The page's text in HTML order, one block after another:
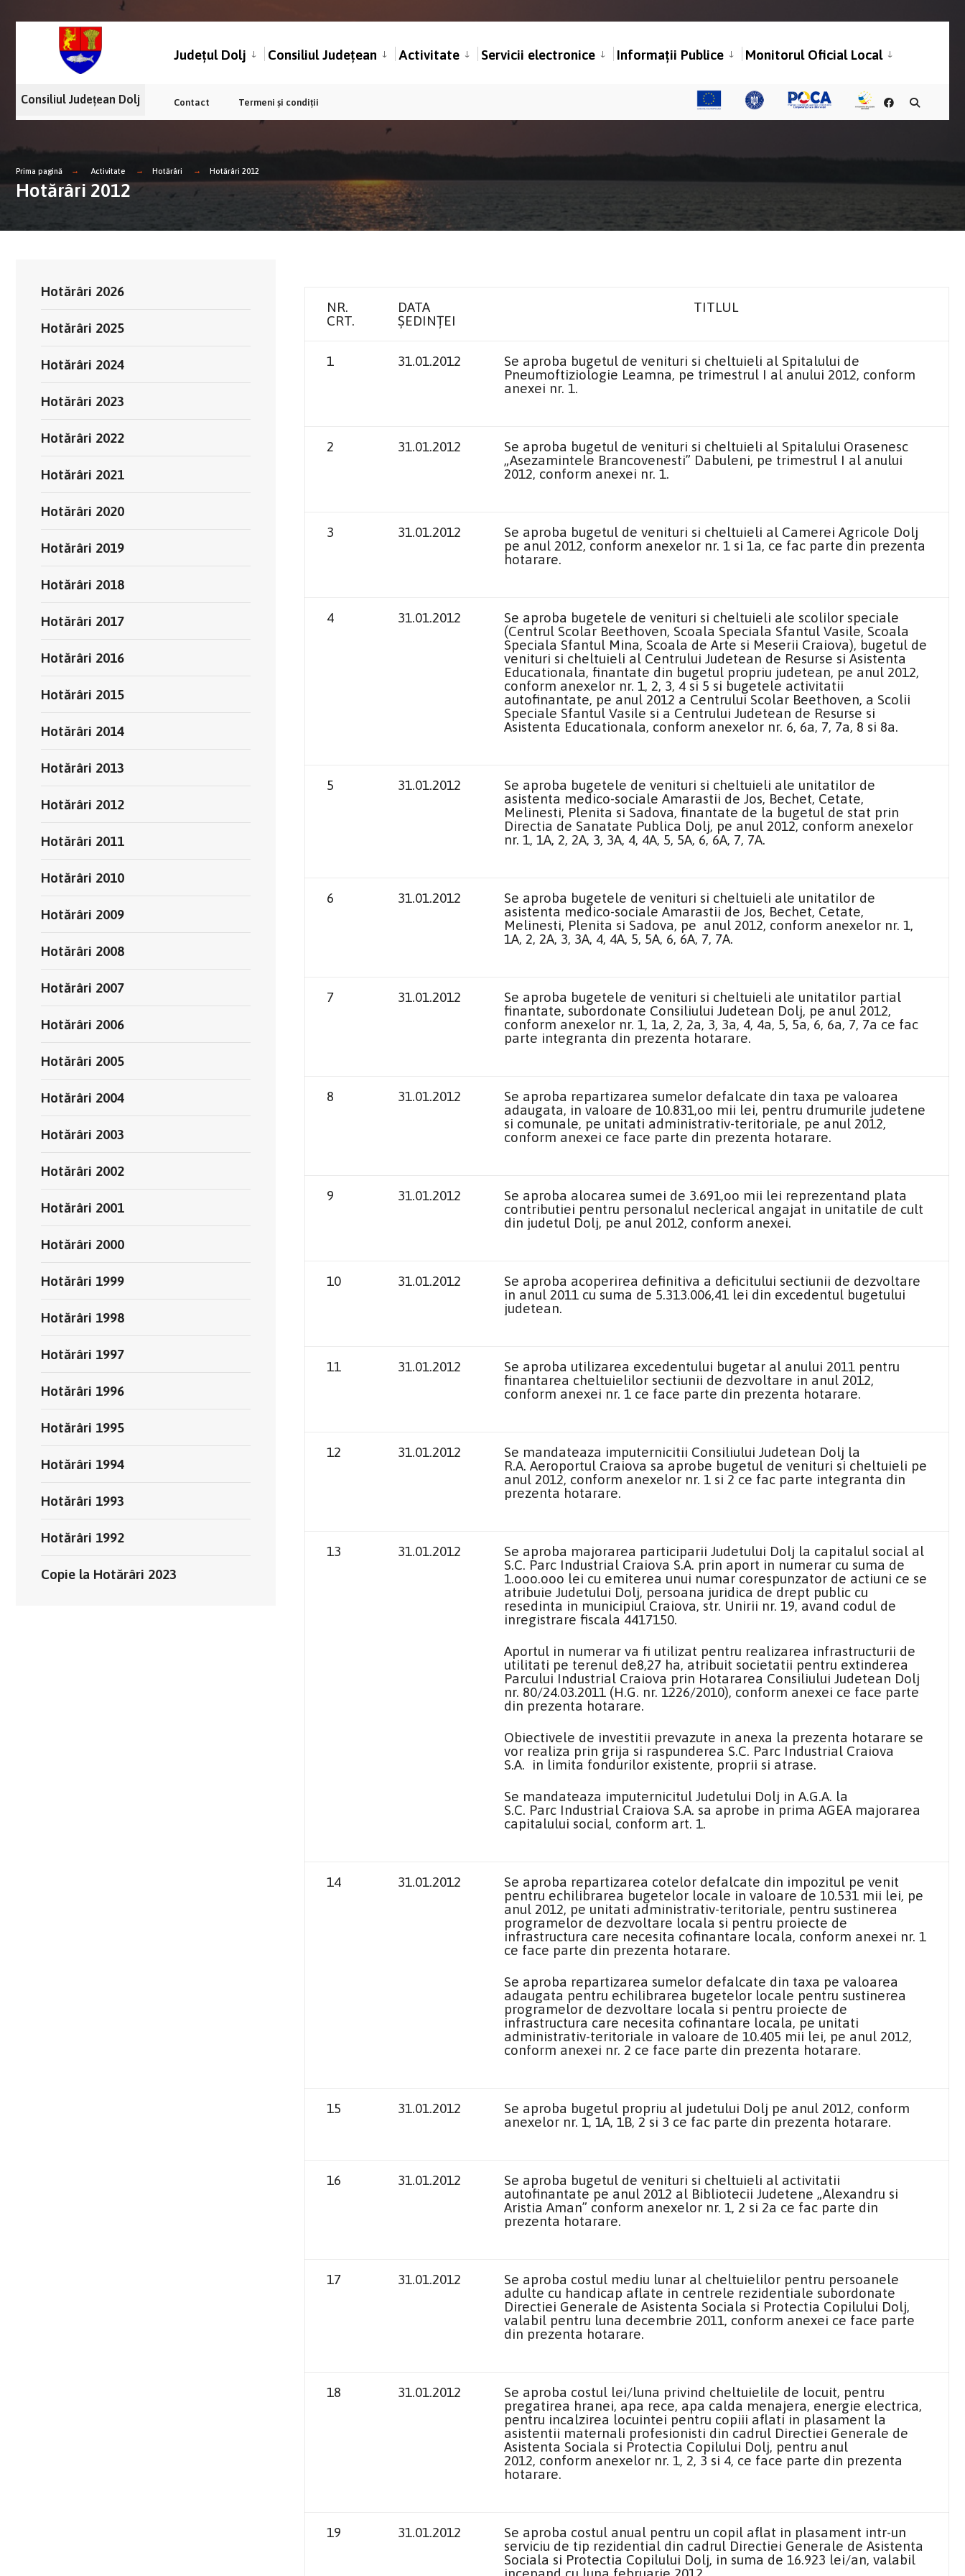
Județul Dolj Consiliul Județean Activitate Servicii electronice Informații Publice Monitorul Oficial Local
Consiliul Județean Dolj Contact Termeni și condiții
Prima pagină Activitate Hotărâri Hotărâri 2012
Hotărâri 2012
NR.
CRT.
DATA
ȘEDINȚEI
TITLUL
1 31.01.2012
Se aproba bugetul de venituri si cheltuieli al Spitalului de
Pneumoftiziologie Leamna, pe trimestrul I al anului 2012, conform
anexei nr. 1.
2 31.01.2012
Se aproba bugetul de venituri si cheltuieli al Spitalului Orasenesc
„Asezamintele Brancovenesti” Dabuleni, pe trimestrul I al anului
2012, conform anexei nr. 1.
3 31.01.2012
Se aproba bugetul de venituri si cheltuieli al Camerei Agricole Dolj
pe anul 2012, conform anexelor nr. 1 si 1a, ce fac parte din prezenta
hotarare.
4 31.01.2012
Se aproba bugetele de venituri si cheltuieli ale scolilor speciale
(Centrul Scolar Beethoven, Scoala Speciala Sfantul Vasile, Scoala
Speciala Sfantul Mina, Scoala de Arte si Meserii Craiova), bugetul de
venituri si cheltuieli al Centrului Judetean de Resurse si Asistenta
Educationala, finantate din bugetul propriu judetean, pe anul 2012,
conform anexelor nr. 1, 2, 3, 4 si 5 si bugetele activitatii
autofinantate, pe anul 2012 a Centrului Scolar Beethoven, a Scolii
Speciale Sfantul Vasile si a Centrului Judetean de Resurse si
Asistenta Educationala, conform anexelor nr. 6, 6a, 7, 7a, 8 si 8a.
5 31.01.2012
Se aproba bugetele de venituri si cheltuieli ale unitatilor de
asistenta medico-sociale Amarastii de Jos, Bechet, Cetate,
Melinesti, Plenita si Sadova, finantate de la bugetul de stat prin
Directia de Sanatate Publica Dolj, pe anul 2012, conform anexelor
nr. 1, 1A, 2, 2A, 3, 3A, 4, 4A, 5, 5A, 6, 6A, 7, 7A.
6 31.01.2012
Se aproba bugetele de venituri si cheltuieli ale unitatilor de
asistenta medico-sociale Amarastii de Jos, Bechet, Cetate,
Melinesti, Plenita si Sadova, pe anul 2012, conform anexelor nr. 1,
1A, 2, 2A, 3, 3A, 4, 4A, 5, 5A, 6, 6A, 7, 7A.
7 31.01.2012
Se aproba bugetele de venituri si cheltuieli ale unitatilor partial
finantate, subordonate Consiliului Judetean Dolj, pe anul 2012,
conform anexelor nr. 1, 1a, 2, 2a, 3, 3a, 4, 4a, 5, 5a, 6, 6a, 7, 7a ce fac
parte integranta din prezenta hotarare.
8 31.01.2012
Se aproba repartizarea sumelor defalcate din taxa pe valoarea
adaugata, in valoare de 10.831,oo mii lei, pentru drumurile judetene
si comunale, pe unitati administrativ-teritoriale, pe anul 2012,
conform anexei ce face parte din prezenta hotarare.
9 31.01.2012
Se aproba alocarea sumei de 3.691,oo mii lei reprezentand plata
contributiei pentru personalul neclerical angajat in unitatile de cult
din judetul Dolj, pe anul 2012, conform anexei.
10 31.01.2012
Se aproba acoperirea definitiva a deficitului sectiunii de dezvoltare
in anul 2011 cu suma de 5.313.006,41 lei din excedentul bugetului
judetean.
11 31.01.2012
Se aproba utilizarea excedentului bugetar al anului 2011 pentru
finantarea cheltuielilor sectiunii de dezvoltare in anul 2012,
conform anexei nr. 1 ce face parte din prezenta hotarare.
12 31.01.2012
Se mandateaza imputernicitii Consiliului Judetean Dolj la
R.A. Aeroportul Craiova sa aprobe bugetul de venituri si cheltuieli pe
anul 2012, conform anexelor nr. 1 si 2 ce fac parte integranta din
prezenta hotarare.
13 31.01.2012
Se aproba majorarea participarii Judetului Dolj la capitalul social al
S.C. Parc Industrial Craiova S.A. prin aport in numerar cu suma de
1.ooo.ooo lei cu emiterea unui numar corespunzator de actiuni ce se
atribuie Judetului Dolj, persoana juridica de drept public cu
resedinta in municipiul Craiova, str. Unirii nr. 19, avand codul de
inregistrare fiscala 4417150.
Aportul in numerar va fi utilizat pentru realizarea infrastructurii de
utilitati pe terenul de8,27 ha, atribuit societatii pentru extinderea
Parcului Industrial Craiova prin Hotararea Consiliului Judetean Dolj
nr. 80/24.03.2011 (H.G. nr. 1226/2010), conform anexei ce face parte
din prezenta hotarare.
Obiectivele de investitii prevazute in anexa la prezenta hotarare se
vor realiza prin grija si raspunderea S.C. Parc Industrial Craiova
S.A. in limita fondurilor existente, proprii si atrase.
Se mandateaza imputernicitul Judetului Dolj in A.G.A. la
S.C. Parc Industrial Craiova S.A. sa aprobe in prima AGEA majorarea
capitalului social, conform art. 1.
14 31.01.2012
Se aproba repartizarea cotelor defalcate din impozitul pe venit
pentru echilibrarea bugetelor locale in valoare de 10.531 mii lei, pe
anul 2012, pe unitati administrativ-teritoriale, pentru sustinerea
programelor de dezvoltare locala si pentru proiecte de
infrastructura care necesita cofinantare locala, conform anexei nr. 1
ce face parte din prezenta hotarare.
Se aproba repartizarea sumelor defalcate din taxa pe valoarea
adaugata pentru echilibrarea bugetelor locale pentru sustinerea
programelor de dezvoltare locala si pentru proiecte de
infrastructura care necesita cofinantare locala, pe unitati
administrativ-teritoriale in valoare de 10.405 mii lei, pe anul 2012,
conform anexei nr. 2 ce face parte din prezenta hotarare.
15 31.01.2012
Se aproba bugetul propriu al judetului Dolj pe anul 2012, conform
anexelor nr. 1, 1A, 1B, 2 si 3 ce fac parte din prezenta hotarare.
16 31.01.2012
Se aproba bugetul de venituri si cheltuieli al activitatii
autofinantate pe anul 2012 al Bibliotecii Judetene „Alexandru si
Aristia Aman” conform anexelor nr. 1, 2 si 2a ce fac parte din
prezenta hotarare.
17 31.01.2012
Se aproba costul mediu lunar al cheltuielilor pentru persoanele
adulte cu handicap aflate in centrele rezidentiale subordonate
Directiei Generale de Asistenta Sociala si Protectia Copilului Dolj,
valabil pentru luna decembrie 2011, conform anexei ce face parte
din prezenta hotarare.
18 31.01.2012
Se aproba costul lei/luna privind cheltuielile de locuit, pentru
pregatirea hranei, apa rece, apa calda menajera, energie electrica,
pentru incalzirea locuintei pentru copiii aflati in plasament la
asistentii maternali profesionisti din cadrul Directiei Generale de
Asistenta Sociala si Protectia Copilului Dolj, pentru anul
2012, conform anexelor nr. 1, 2, 3 si 4, ce face parte din prezenta
hotarare.
19 31.01.2012
Se aproba costul anual pentru un copil aflat in plasament intr-un
serviciu de tip rezidential din cadrul Directiei Generale de Asistenta
Sociala si Protectia Copilului Dolj, in suma de 16.923 lei/an, valabil
Hotărâri 2026
Hotărâri 2025
Hotărâri 2024
Hotărâri 2023
Hotărâri 2022
Hotărâri 2021
Hotărâri 2020
Hotărâri 2019
Hotărâri 2018
Hotărâri 2017
Hotărâri 2016
Hotărâri 2015
Hotărâri 2014
Hotărâri 2013
Hotărâri 2012
Hotărâri 2011
Hotărâri 2010
Hotărâri 2009
Hotărâri 2008
Hotărâri 2007
Hotărâri 2006
Hotărâri 2005
Hotărâri 2004
Hotărâri 2003
Hotărâri 2002
Hotărâri 2001
Hotărâri 2000
Hotărâri 1999
Hotărâri 1998
Hotărâri 1997
Hotărâri 1996
Hotărâri 1995
Hotărâri 1994
Hotărâri 1993
Hotărâri 1992
Copie la Hotărâri 2023